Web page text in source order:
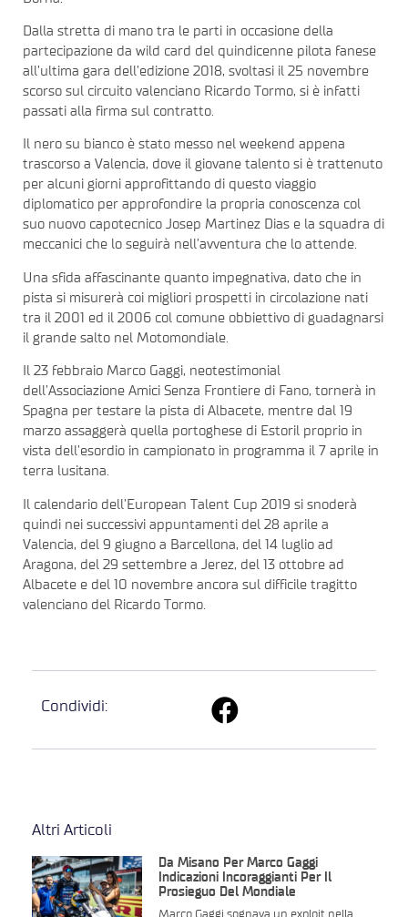
Dalla stretta di mano tra le parti in occasione della
partecipazione da wild card del quindicenne pilota fanese
all’ultima gara dell’edizione 2018, svoltasi il 25 novembre
scorso sul circuito valenciano Ricardo Tormo, si è infatti
passati alla firma sul contratto.
Il nero su bianco è stato messo nel weekend appena
trascorso a Valencia, dove il giovane talento si è trattenuto
per alcuni giorni approfittando di questo viaggio
diplomatico per approfondire la propria conoscenza col
suo nuovo capotecnico Josep Martinez Dias e la squadra di
meccanici che lo seguirà nell’avventura che lo attende.
Una sfida affascinante quanto impegnativa, dato che in
pista si misurerà coi migliori prospetti in circolazione nati
tra il 2001 ed il 2006 col comune obbiettivo di guadagnarsi
il grande salto nel Motomondiale.
Il 23 febbraio Marco Gaggi, neotestimonial
dell’Associazione Amici Senza Frontiere di Fano, tornerà in
Spagna per testare la pista di Albacete, mentre dal 19
marzo assaggerà quella portoghese di Estoril proprio in
vista dell’esordio in campionato in programma il 7 aprile in
terra lusitana.
Il calendario dell’European Talent Cup 2019 si snoderà
quindi nei successivi appuntamenti del 28 aprile a
Valencia, del 9 giugno a Barcellona, del 14 luglio ad
Aragona, del 29 settembre a Jerez, del 13 ottobre ad
Albacete e del 10 novembre ancora sul difficile tragitto
valenciano del Ricardo Tormo.
Condividi:
Altri Articoli
Da Misano Per Marco Gaggi
Indicazioni Incoraggianti Per Il
Prosieguo Del Mondiale